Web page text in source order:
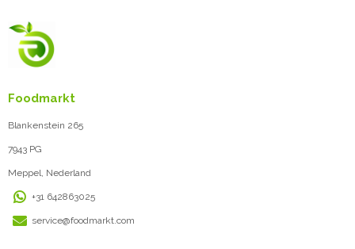
Foodmarkt
Blankenstein 265
7943 PG
Meppel, Nederland
+31 642863025
service@foodmarkt.com